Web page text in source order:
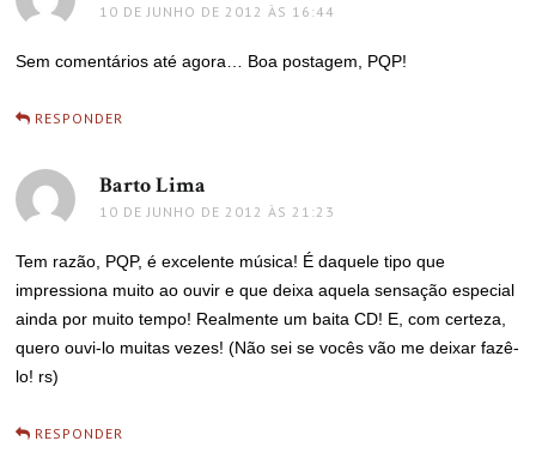
10 DE JUNHO DE 2012 ÀS 16:44
Sem comentários até agora… Boa postagem, PQP!
RESPONDER
Barto Lima
10 DE JUNHO DE 2012 ÀS 21:23
Tem razão, PQP, é excelente música! É daquele tipo que
impressiona muito ao ouvir e que deixa aquela sensação especial
ainda por muito tempo! Realmente um baita CD! E, com certeza,
quero ouvi-lo muitas vezes! (Não sei se vocês vão me deixar fazê-
lo! rs)
RESPONDER